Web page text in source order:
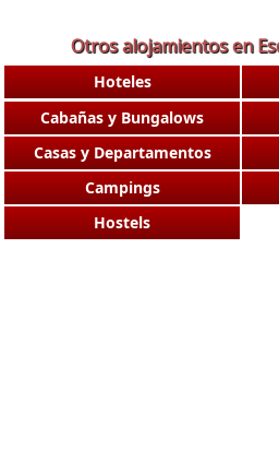
Otros alojamientos en
Hoteles
Cabañas y Bungalows
Casas y Departamentos
Campings
Hostels